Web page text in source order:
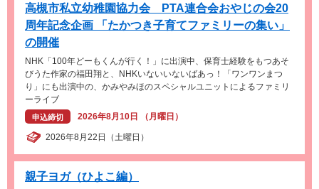
高槻市私立幼稚園協力会 PTA連合会おやじの会20
周年記念企画 「たかつき子育てファミリーの集い」
の開催
NHK「100年どーもくんが行く！」に出演中、保育士経験をもつあそ
びうた作家の福田翔と、NHKいないいないばあっ！「ワンワンまつ
り」にも出演中の、かみやみほのスペシャルユニットによるファミリ
ーライブ
申込締切 2026年8月10日 （月曜日）
2026年8月22日（土曜日）
親子ヨガ（ひよこ編）